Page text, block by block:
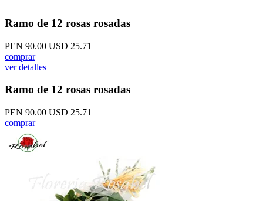
Ramo de 12 rosas rosadas
PEN 90.00 USD 25.71
comprar
ver detalles
Ramo de 12 rosas rosadas
PEN 90.00 USD 25.71
comprar